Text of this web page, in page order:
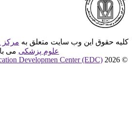
حقوق این وب سایت متعلق بهمرکز
علوم پزشکیمی
© 2026 All Rights
Developmen Center (EDC)